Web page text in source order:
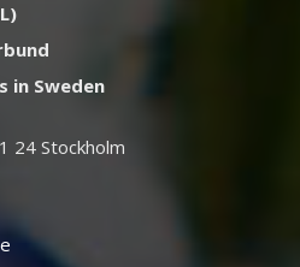
in Sweden
24 Stockholm